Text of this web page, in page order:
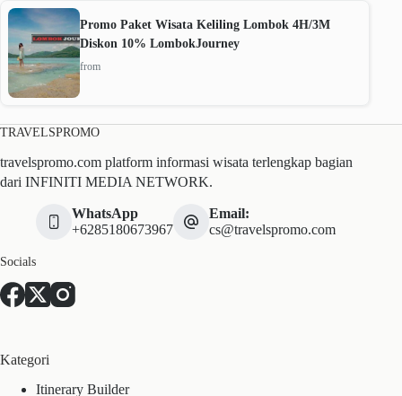
Promo Paket Wisata Keliling Lombok 4H/3M
Diskon 10% LombokJourney
from
TRAVELSPROMO
travelspromo.com platform informasi wisata terlengkap bagian
dari INFINITI MEDIA NETWORK.
WhatsApp
+6285180673967
Email:
cs@travelspromo.com
Socials
Kategori
Itinerary Builder